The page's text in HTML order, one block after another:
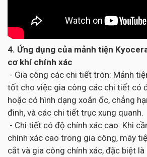
4. Ứng dụng của mảnh tiện
cơ khí chính xác
- Gia công các chi tiết tròn: Mảnh
tốt cho việc gia công các chi tiết có
hoặc có hình dạng xoắn ốc, chẳng
đinh, và các chi tiết trục xung quanh.
- Chi tiết có độ chính xác cao: Khi
chính xác cao trong gia công, máy
cắt và gia công chính xác, đặc biệt